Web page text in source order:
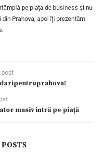
pe piața de business și nu
Prahova, apoi îți prezentăm
post
masiv intră pe piață